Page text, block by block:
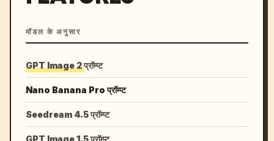
मॉडल के अनुसार
GPT Image 2 प्रॉम्प्ट
Nano Banana Pro प्रॉम्प्ट
Seedream 4.5 प्रॉम्प्ट
GPT Image 1.5 प्रॉम्प्ट